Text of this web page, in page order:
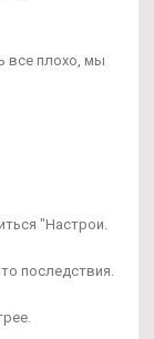
все плохо, мы
"Настрои.
последствия.